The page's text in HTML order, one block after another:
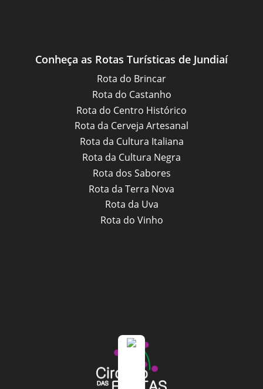
Conheça as Rotas Turísticas de Jundiaí
Rota do Brincar
Rota do Castanho
Rota do Centro Histórico
Rota da Cerveja Artesanal
Rota da Cultura Italiana
Rota da Cultura Negra
Rota dos Sabores
Rota da Terra Nova
Rota da Uva
Rota do Vinho